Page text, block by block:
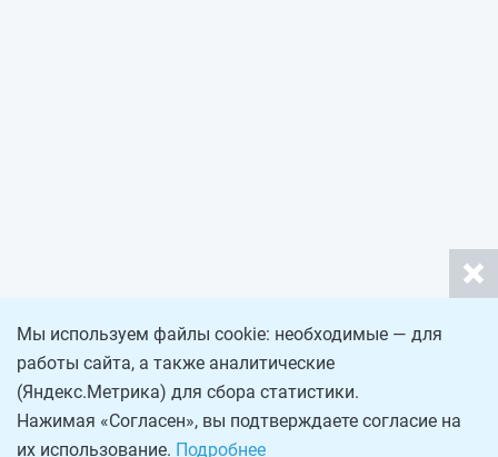
Мы используем файлы cookie: необходимые — для
работы сайта, а также аналитические
(Яндекс.Метрика) для сбора статистики.
Нажимая «Согласен», вы подтверждаете согласие на
их использование. Подробнее